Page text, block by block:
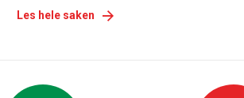
Les hele saken